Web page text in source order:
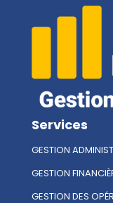
Services
GESTION
GESTION
GESTION DES